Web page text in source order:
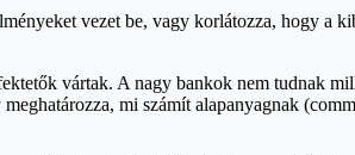
vezet be, vagy korlátozza, hogy a
vártak. A nagy bankok nem tudnak
mi számít alapanyagnak